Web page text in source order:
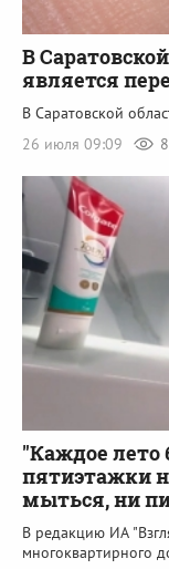
В
является
В Саратовской
26 июля 09:09
"Каждое лето
пятиэтажки
мыться, ни
В редакцию ИА
многоквартирного